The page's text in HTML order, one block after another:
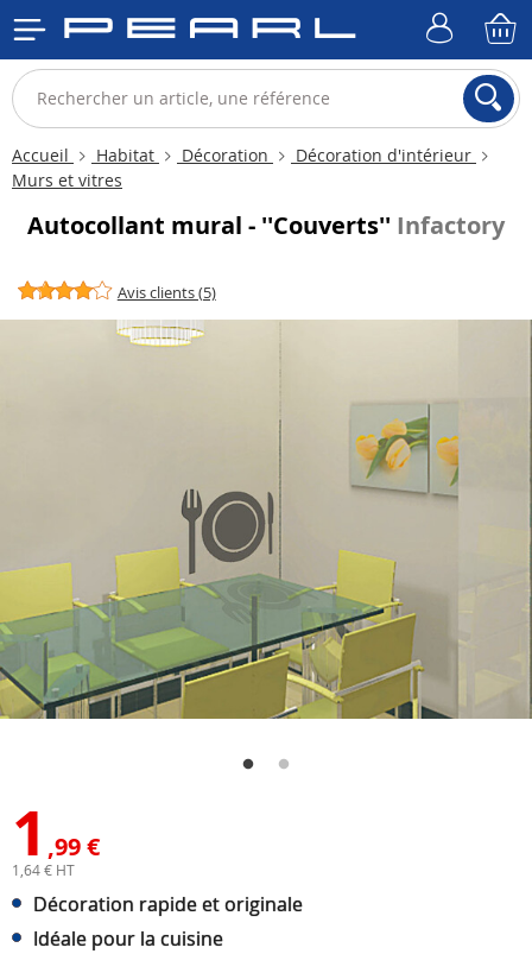
Accueil Habitat Décoration
Décoration d'intérieur
Murs et vitres
Autocollant mural - ''Couverts'' Infactory
Avis clients (5)
1 ,99 €
1,64 € HT
Décoration rapide et originale
Idéale pour la cuisine